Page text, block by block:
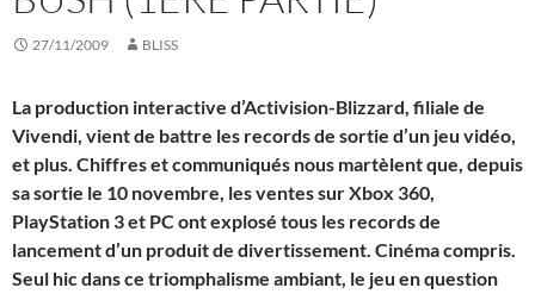
27/11/2009 BLISS
La production interactive d’Activision-Blizzard, filiale de
Vivendi, vient de battre les records de sortie d’un jeu vidéo,
et plus. Chiffres et communiqués nous martèlent que, depuis
sa sortie le 10 novembre, les ventes sur Xbox 360,
PlayStation 3 et PC ont explosé tous les records de
lancement d’un produit de divertissement. Cinéma compris.
Seul hic dans ce triomphalisme ambiant, le jeu en question